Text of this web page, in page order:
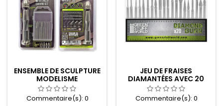
ENSEMBLE DE SCULPTURE
MODELISME
Commentaire(s): 0
JEU DE FRAISES
DIAMANTÉES AVEC 20
POINTES
Commentaire(s): 0